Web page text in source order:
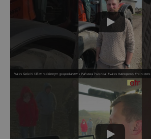
Valtra Serie N 135 w rodzinnym gospodarstwie Państwa Pszonka! #valtra #atrexpress #rolnictwo